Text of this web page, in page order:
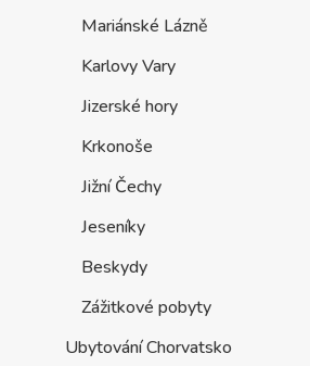
Mariánské Lázně
Karlovy Vary
Jizerské hory
Krkonoše
Jižní Čechy
Jeseníky
Beskydy
Zážitkové pobyty
Ubytování Chorvatsko